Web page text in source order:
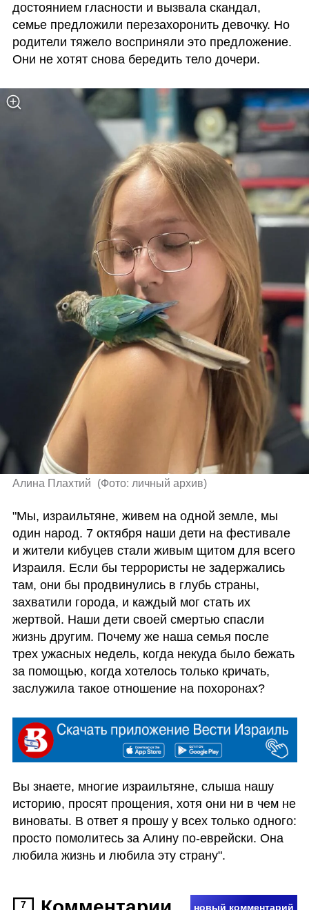
достоянием гласности и вызвала скандал,
семье предложили перезахоронить девочку. Но
родители тяжело восприняли это предложение.
Они не хотят снова бередить тело дочери.
Алина Плахтий (Фото: личный архив)
"Мы, израильтяне, живем на одной земле, мы
один народ. 7 октября наши дети на фестивале
и жители кибуцев стали живым щитом для всего
Израиля. Если бы террористы не задержались
там, они бы продвинулись в глубь страны,
захватили города, и каждый мог стать их
жертвой. Наши дети своей смертью спасли
жизнь другим. Почему же наша семья после
трех ужасных недель, когда некуда было бежать
за помощью, когда хотелось только кричать,
заслужила такое отношение на похоронах?
Вы знаете, многие израильтяне, слыша нашу
историю, просят прощения, хотя они ни в чем не
виноваты. В ответ я прошу у всех только одного:
просто помолитесь за Алину по-еврейски. Она
любила жизнь и любила эту страну".
7 новый комментарий